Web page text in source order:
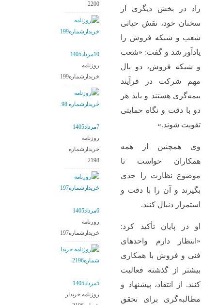
راد در بخش دیگری از
سخنان خود، نقش حیاتی
شعب و شبکه فروش را
یادآور شد و گفت: «شعب
و شبکه فروش، دو بال
مهم شرکت در فرآیند
بیمه‌گری هستند و باید هر
دو با دقت و نگاه حمایتی
تقویت شوند.»
وی همچنین از همه
همکاران خواست تا
موضوع نظارت را جدی
بگیرند و آن را با دقت و
استمرار دنبال کنند.
او در پایان تأکید کرد:
«انتظار دارم واحدهای
فنی و فروش با همکاری
بیشتر از گذشته فعالیت
کنند. از انتقاد، پیشنهاد و
مطالبه‌گری برای تحقق
2200
10مرداد1405
روزنامه
خریدارشماره2199
7مرداد1405
روزنامه
خریدارشماره
2198
6مرداد1405
روزنامه
خریدارشماره2197
5مرداد1405
روزنامه خریدار